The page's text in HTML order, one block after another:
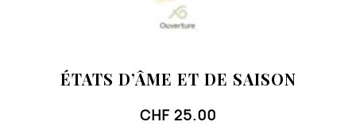
ÉTATS D’ÂME ET DE SAISON
CHF 25.00